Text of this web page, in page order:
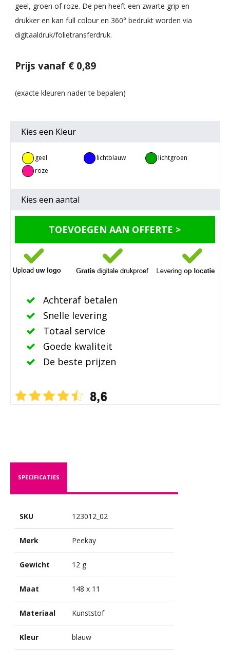
geel, groen of roze. De pen heeft een zwarte grip en
drukker en kan full colour en 360° bedrukt worden via
digitaaldruk/folietransferdruk.
Prijs vanaf € 0,89
Kies een Kleur
geel lichtblauw
lichtgroen
roze
Kies een aantal
TOEVOEGEN AAN OFFERTE >
Achteraf betalen
Snelle levering
Totaal service
Goede kwaliteit
De beste prijzen
SPECIFICATIES
SKU 123012_02
Merk Peekay
Gewicht 12 g
Maat 148 x 11
Materiaal Kunststof
Kleur blauw